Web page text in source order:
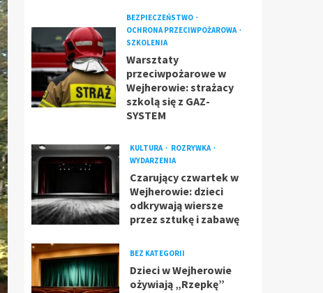
BEZPIECZEŃSTWO
OCHRONA PRZECIWPOŻAROWA
SZKOLENIA
Warsztaty
przeciwpożarowe w
Wejherowie: strażacy
szkolą się z GAZ-
SYSTEM
KULTURA
ROZRYWKA
WYDARZENIA
Czarujący czwartek w
Wejherowie: dzieci
odkrywają wiersze
przez sztukę i zabawę
BEZ KATEGORII
Dzieci w Wejherowie
ożywiają „Rzepkę”